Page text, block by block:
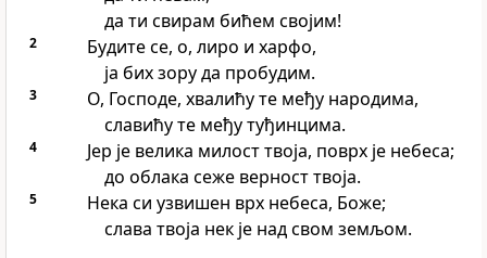
да ти свирам бићем својим!
2
Будите се, о, лиро и харфо,
ја бих зору да пробудим.
3
О, Господе, хвалићу те међу народима,
славићу те међу туђинцима.
4
Јер је велика милост твоја, поврх је небеса;
до облака сеже верност твоја.
5
Нека си узвишен врх небеса, Боже;
слава твоја нек је над свом земљом.